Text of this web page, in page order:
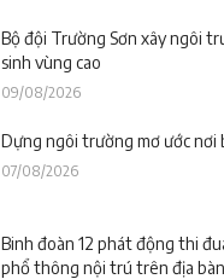
Bộ đội Trường Sơn xây ngôi
sinh vùng cao
09/08/2026
Dựng ngôi trường mơ ước nơi
07/08/2026
Binh đoàn 12 phát động thi
phổ thông nội trú trên địa